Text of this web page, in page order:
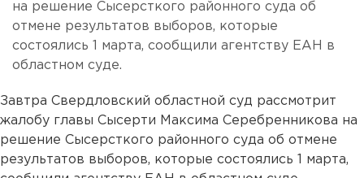
на решение Сысерсткого районного суда об
отмене результатов выборов, которые
состоялись 1 марта, сообщили агентству ЕАН в
областном суде.
Завтра Свердловский областной суд рассмотрит
жалобу главы Сысерти Максима Серебренникова на
решение Сысерсткого районного суда об отмене
результатов выборов, которые состоялись 1 марта,